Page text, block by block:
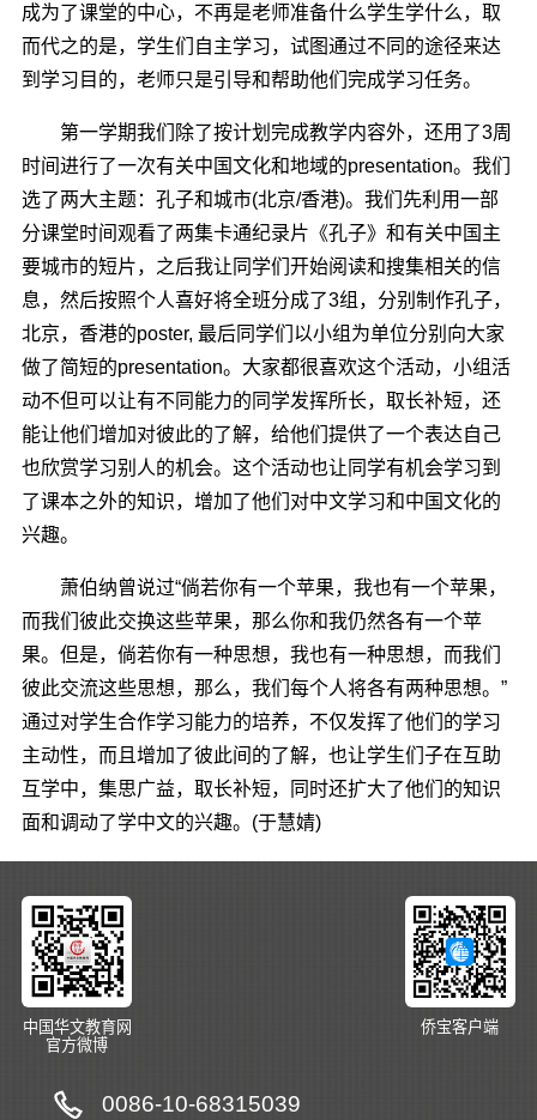
成为了课堂的中心，不再是老师准备什么学生学什么，取
而代之的是，学生们自主学习，试图通过不同的途径来达
到学习目的，老师只是引导和帮助他们完成学习任务。
第一学期我们除了按计划完成教学内容外，还用了3周
时间进行了一次有关中国文化和地域的presentation。我们
选了两大主题：孔子和城市(北京/香港)。我们先利用一部
分课堂时间观看了两集卡通纪录片《孔子》和有关中国主
要城市的短片，之后我让同学们开始阅读和搜集相关的信
息，然后按照个人喜好将全班分成了3组，分别制作孔子，
北京，香港的poster, 最后同学们以小组为单位分别向大家
做了简短的presentation。大家都很喜欢这个活动，小组活
动不但可以让有不同能力的同学发挥所长，取长补短，还
能让他们增加对彼此的了解，给他们提供了一个表达自己
也欣赏学习别人的机会。这个活动也让同学有机会学习到
了课本之外的知识，增加了他们对中文学习和中国文化的
兴趣。
萧伯纳曾说过“倘若你有一个苹果，我也有一个苹果，
而我们彼此交换这些苹果，那么你和我仍然各有一个苹
果。但是，倘若你有一种思想，我也有一种思想，而我们
彼此交流这些思想，那么，我们每个人将各有两种思想。”
通过对学生合作学习能力的培养，不仅发挥了他们的学习
主动性，而且增加了彼此间的了解，也让学生们子在互助
互学中，集思广益，取长补短，同时还扩大了他们的知识
面和调动了学中文的兴趣。(于慧婧)
中国华文教育网
官方微博
侨宝客户端
0086-10-68315039